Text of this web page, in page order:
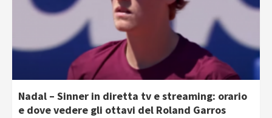
Nadal – Sinner in diretta tv e streaming: orario
e dove vedere gli ottavi del Roland Garros